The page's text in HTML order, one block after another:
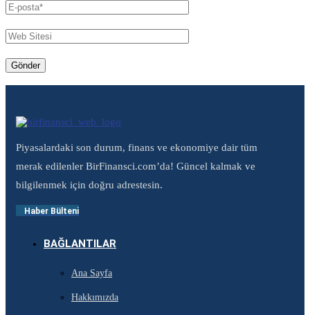
Piyasalardaki son durum, finans ve ekonomiye dair tüm
merak edilenler BirFinansci.com’da! Güncel kalmak ve
bilgilenmek için doğru adrestesin.
Haber Bülteni
BAĞLANTILAR
Ana Sayfa
Hakkımızda